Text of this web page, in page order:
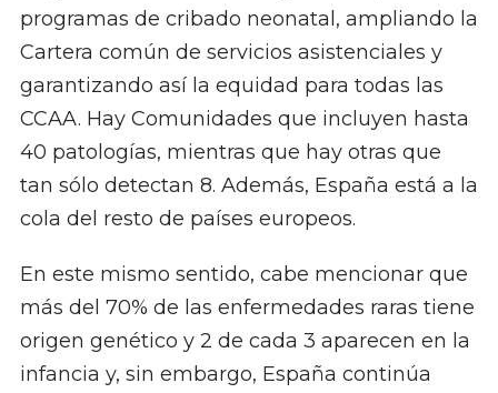
programas de cribado neonatal, ampliando la
Cartera común de servicios asistenciales y
garantizando así la equidad para todas las
CCAA. Hay Comunidades que incluyen hasta
40 patologías, mientras que hay otras que
tan sólo detectan 8. Además, España está a la
cola del resto de países europeos.
En este mismo sentido, cabe mencionar que
más del 70% de las enfermedades raras tiene
origen genético y 2 de cada 3 aparecen en la
infancia y, sin embargo, España continúa